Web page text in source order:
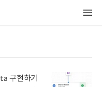
구현하기